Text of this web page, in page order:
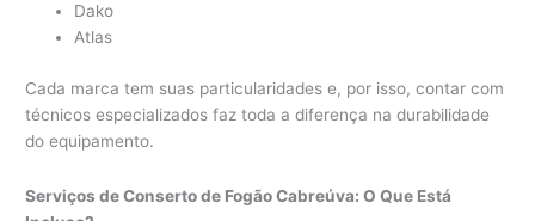
Dako
Atlas
Cada marca tem suas particularidades e, por isso, contar com
técnicos especializados faz toda a diferença na durabilidade
do equipamento.
Serviços de Conserto de Fogão Cabreúva: O Que Está